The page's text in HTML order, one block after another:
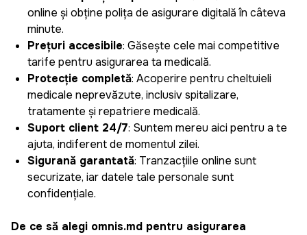
online și obține polița de asigurare digitală în câteva
minute.
Prețuri accesibile: Găsește cele mai competitive
tarife pentru asigurarea ta medicală.
Protecție completă: Acoperire pentru cheltuieli
medicale neprevăzute, inclusiv spitalizare,
tratamente și repatriere medicală.
Suport client 24/7: Suntem mereu aici pentru a te
ajuta, indiferent de momentul zilei.
Siguranță garantată: Tranzacțiile online sunt
securizate, iar datele tale personale sunt
confidențiale.
De ce să alegi omnis.md pentru asigurarea